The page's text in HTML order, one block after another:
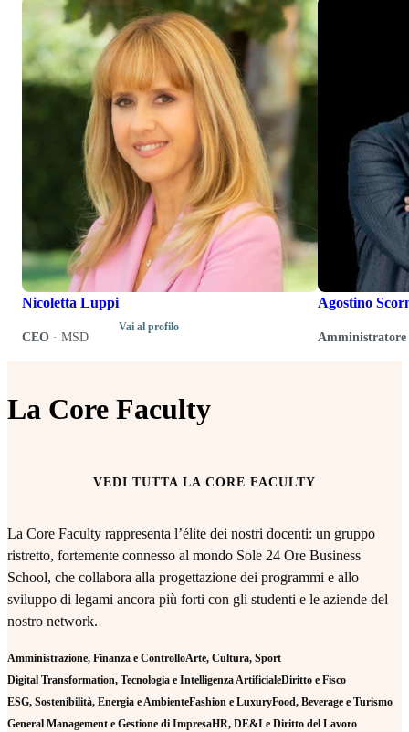
Nicoletta Luppi
CEO · MSD
Vai al profilo
Agostino
Amministratore
La Core Faculty
VEDI TUTTA LA CORE FACULTY
La Core Faculty rappresenta l’élite dei nostri docenti: un gruppo
ristretto, fortemente connesso al mondo Sole 24 Ore Business
School, che collabora alla progettazione dei programmi e allo
sviluppo di legami ancora più forti con gli studenti e le aziende del
nostro network.
Amministrazione, Finanza e ControlloArte, Cultura, Sport
Digital Transformation, Tecnologia e Intelligenza ArtificialeDiritto e Fisco
ESG, Sostenibilità, Energia e AmbienteFashion e LuxuryFood, Beverage e Turismo
General Management e Gestione di ImpresaHR, DE&I e Diritto del Lavoro